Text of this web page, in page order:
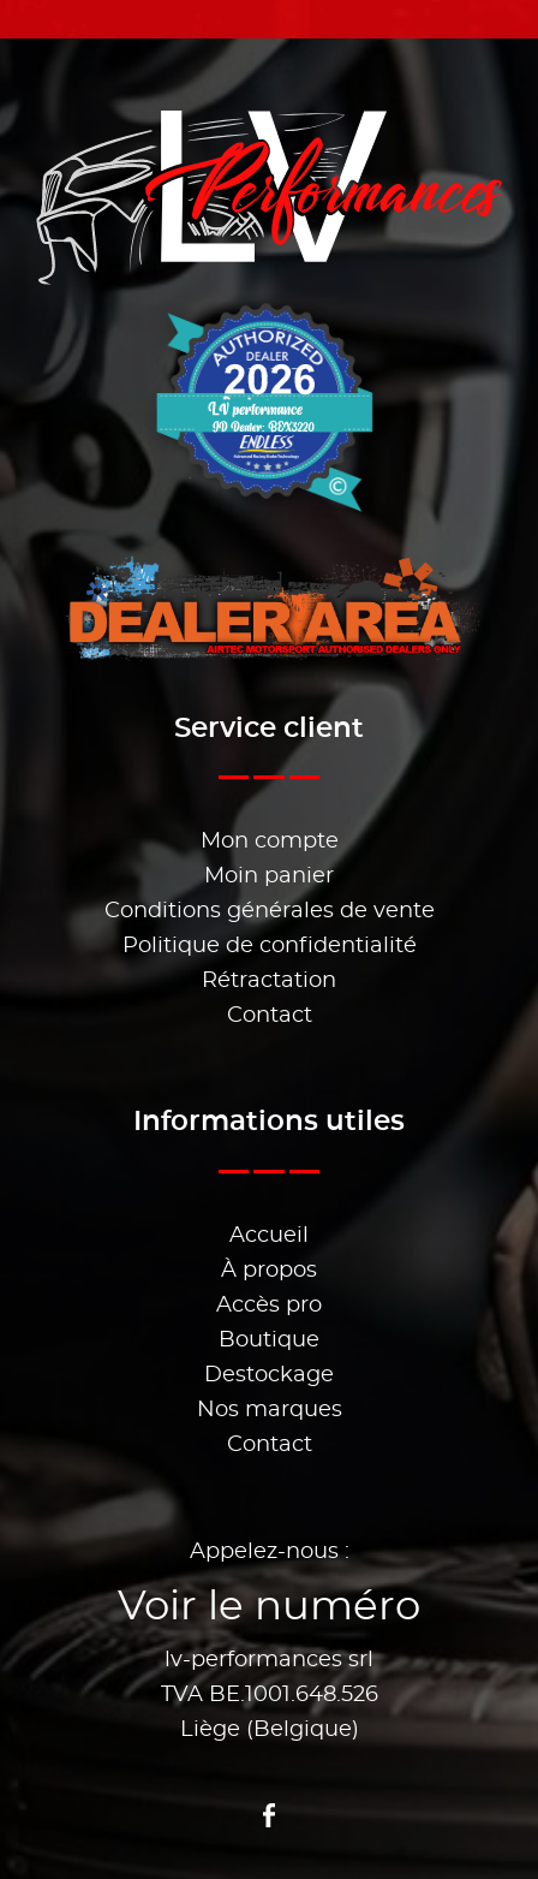
Service client
Mon compte
Moin panier
Conditions générales de vente
Politique de confidentialité
Rétractation
Contact
Informations utiles
Accueil
À propos
Accès pro
Boutique
Destockage
Nos marques
Contact
Appelez-nous :
Voir le numéro
lv-performances srl
TVA BE.1001.648.526
Liège (Belgique)